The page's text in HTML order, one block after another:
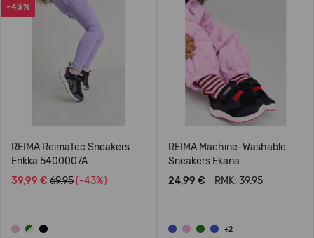
-43%
REIMA ReimaTec Sneakers
Enkka 5400007A
39,99 € 69.95 (-43%)
REIMA Machine-Washable
Sneakers Ekana
24,99 €
RMK: 39.95
+2